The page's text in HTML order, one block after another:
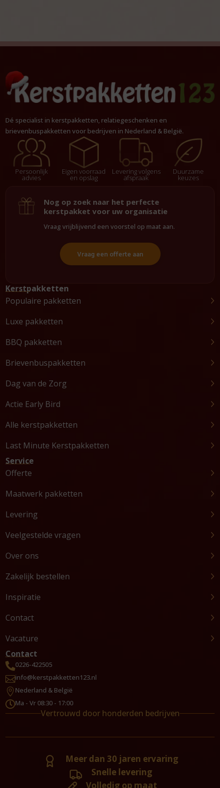
Dé specialist in kerstpakketten, relatiegeschenken en
brievenbuspakketten voor bedrijven in Nederland & België.
Persoonlijk
advies
Eigen voorraad
en opslag
Levering volgens
afspraak
Duurzame
keuzes
Nog op zoek naar het perfecte
kerstpakket voor uw organisatie
Vraag vrijblijvend een voorstel op maat aan.
Vraag een offerte aan
Kerstpakketten
Populaire pakketten
Luxe pakketten
BBQ pakketten
Brievenbuspakketten
Dag van de Zorg
Actie Early Bird
Alle kerstpakketten
Last Minute Kerstpakketten
Service
Offerte
Maatwerk pakketten
Levering
Veelgestelde vragen
Over ons
Zakelijk bestellen
Inspiratie
Contact
Vacature
Contact
0226-422505
info@kerstpakketten123.nl
 Nederland & België
Ma - Vr 08:30 - 17:00
Vertrouwd door honderden bedrijven
Meer dan 30 jaren ervaring
Snelle levering
Volledig op maat